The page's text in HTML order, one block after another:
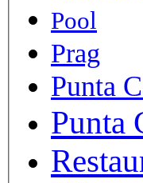
Pool
Prag
Punta
Punta